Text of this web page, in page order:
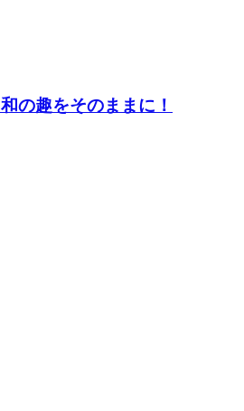
の趣をそのままに！